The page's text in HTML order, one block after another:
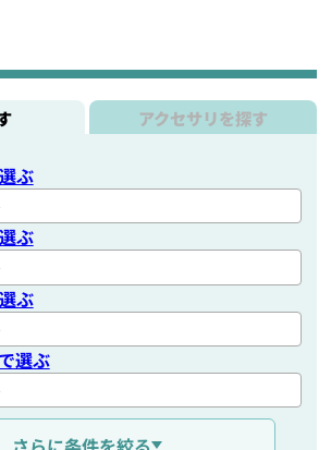
アクセサリを探す
ぶ
ぶ
ぶ
選ぶ
ぶ